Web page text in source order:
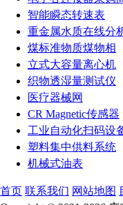
智能瞬态转速表
重金属水质在线分
煤标准物质煤物相
立式大容量离心机
织物透湿量测试仪
医疗器械网
CR Magnetic传感器
工业自动化扫码设
塑料集中供料系统
机械式油表
首页 联系我们 网站地图